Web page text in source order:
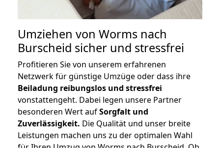
Umziehen von Worms nach
Burscheid sicher und stressfrei
Profitieren Sie von unserem erfahrenen
Netzwerk für günstige Umzüge oder dass ihre
Beiladung reibungslos und stressfrei
vonstattengeht. Dabei legen unsere Partner
besonderen Wert aufSorgfalt und
Zuverlässigkeit. Die Qualität und unser breite
Leistungen machen uns zu der optimalen Wahl